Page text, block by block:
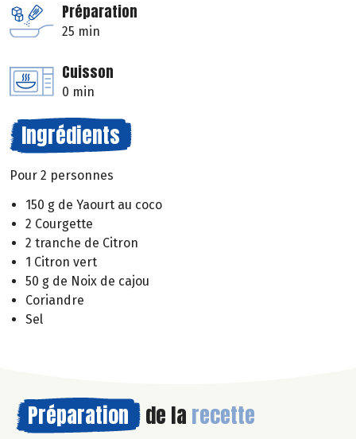
Préparation
25 min
Cuisson
0 min
Ingrédients
Pour 2 personnes
150 g de Yaourt au coco
2 Courgette
2 tranche de Citron
1 Citron vert
50 g de Noix de cajou
Coriandre
Sel
Préparation de la recette